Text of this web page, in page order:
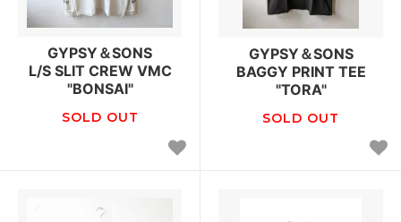
GYPSY＆SONS
L/S SLIT CREW VMC
"BONSAI"
SOLD OUT
GYPSY＆SONS
BAGGY PRINT TEE
"TORA"
SOLD OUT